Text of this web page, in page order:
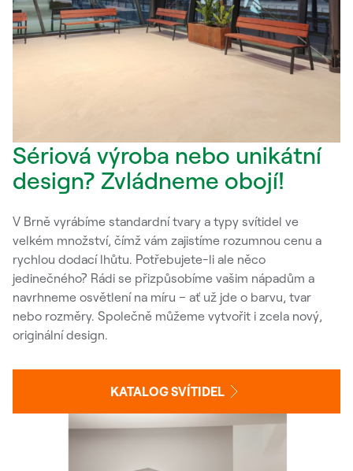
Sériová výroba nebo unikátní
design? Zvládneme obojí!
V Brně vyrábíme standardní tvary a typy svítidel ve
velkém množství, čímž vám zajistíme rozumnou cenu a
rychlou dodací lhůtu. Potřebujete-li ale něco
jedinečného? Rádi se přizpůsobíme vašim nápadům a
navrhneme osvětlení na míru – ať už jde o barvu, tvar
nebo rozměry. Společně můžeme vytvořit i zcela nový,
originální design.
KATALOG SVÍTIDEL